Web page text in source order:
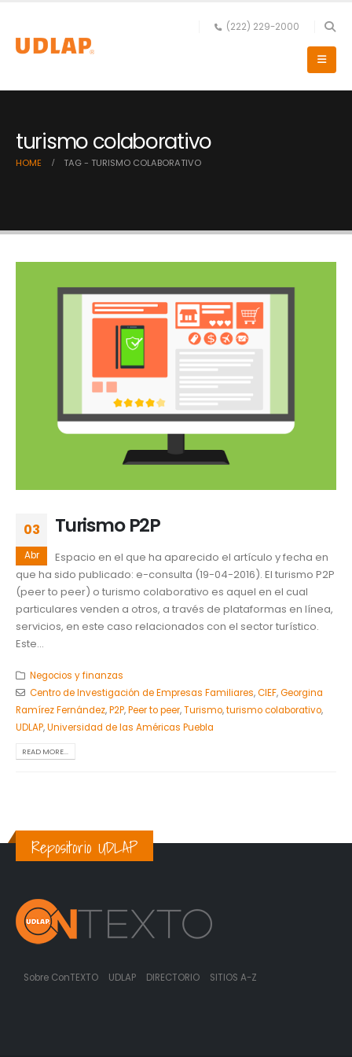
(222) 229-2000
turismo colaborativo
HOME TAG - TURISMO COLABORATIVO
03
Abr
Turismo P2P
Espacio en el que ha aparecido el artículo y fecha en
que ha sido publicado: e-consulta (19-04-2016). El turismo P2P
(peer to peer) o turismo colaborativo es aquel en el cual
particulares venden a otros, a través de plataformas en línea,
servicios, en este caso relacionados con el sector turístico.
Este...
Negocios y finanzas
Centro de Investigación de Empresas Familiares,CIEF,Georgina
Ramírez Fernández,P2P,Peer to peer,Turismo,turismo colaborativo,
UDLAP,Universidad de las Américas Puebla
READ MORE...
Repositorio UDLAP
Sobre ConTEXTO UDLAP DIRECTORIO SITIOS A-Z